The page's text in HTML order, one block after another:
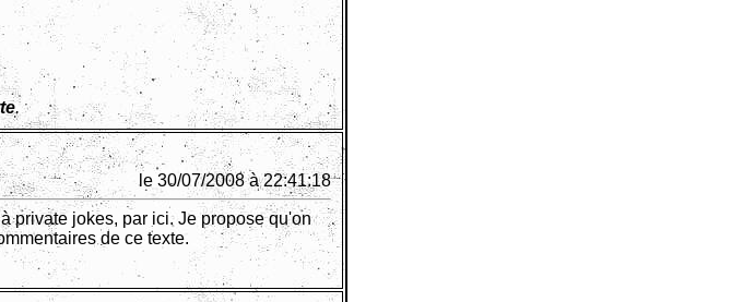
.
le 30/07/2008 à 22:41:18
private jokes, par ici. Je propose qu'on
de ce texte.